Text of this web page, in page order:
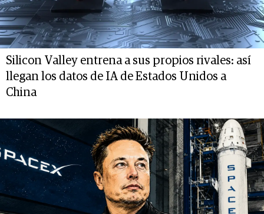
Silicon Valley entrena a sus propios rivales: así
llegan los datos de IA de Estados Unidos a
China